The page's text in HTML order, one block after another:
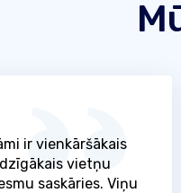
ir vienkāršākais
vietņu
saskāries. Viņu